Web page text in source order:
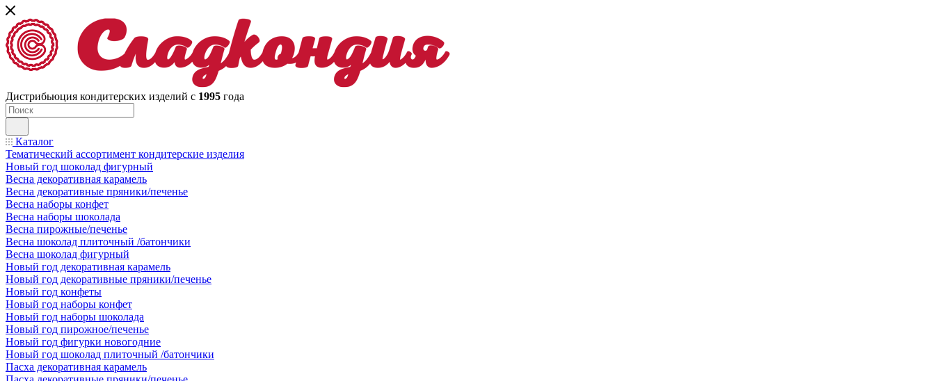
Дистрибьюция кондитерских изделий с 1995 года
Каталог
Тематический ассортимент кондитерские изделия
Новый год шоколад фигурный
Весна декоративная карамель
Весна декоративные пряники/печенье
Весна наборы конфет
Весна наборы шоколада
Весна пирожные/печенье
Весна шоколад плиточный /батончики
Весна шоколад фигурный
Новый год декоративная карамель
Новый год декоративные пряники/печенье
Новый год конфеты
Новый год наборы конфет
Новый год наборы шоколада
Новый год пирожное/печенье
Новый год фигурки новогодние
Новый год шоколад плиточный /батончики
Пасха декоративная карамель